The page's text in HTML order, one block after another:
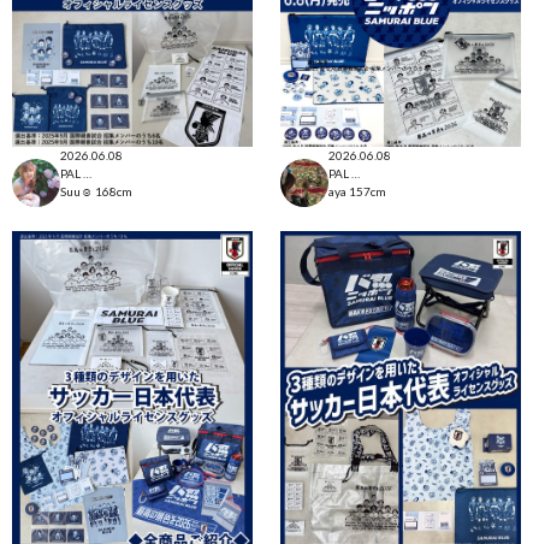
2026.06.08
Suu☺︎ 168cm
2026.06.08
aya 157cm